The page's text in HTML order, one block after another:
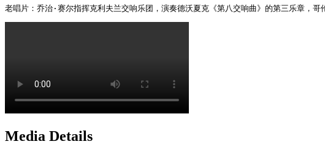
老唱片：乔治·赛尔指挥克利夫兰交响乐团，演奏德沃夏克《第八交响曲》的第三乐章，
Media Details